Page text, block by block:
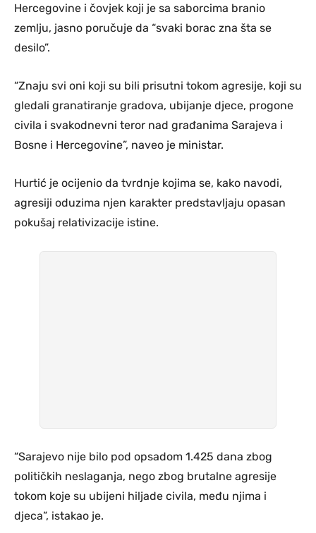
Hercegovine i čovjek koji je sa saborcima branio
zemlju, jasno poručuje da “svaki borac zna šta se
desilo”.
“Znaju svi oni koji su bili prisutni tokom agresije, koji su
gledali granatiranje gradova, ubijanje djece, progone
civila i svakodnevni teror nad građanima Sarajeva i
Bosne i Hercegovine”, naveo je ministar.
Hurtić je ocijenio da tvrdnje kojima se, kako navodi,
agresiji oduzima njen karakter predstavljaju opasan
pokušaj relativizacije istine.
“Sarajevo nije bilo pod opsadom 1.425 dana zbog
političkih neslaganja, nego zbog brutalne agresije
tokom koje su ubijeni hiljade civila, među njima i
djeca”, istakao je.